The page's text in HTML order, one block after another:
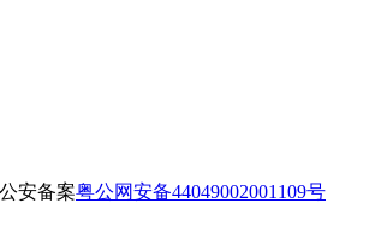
粤公网安备44049002001109号